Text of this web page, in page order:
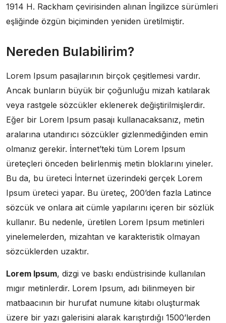
1914 H. Rackham çevirisinden alınan İngilizce sürümleri
eşliğinde özgün biçiminden yeniden üretilmiştir.
Nereden Bulabilirim?
Lorem Ipsum pasajlarının birçok çeşitlemesi vardır.
Ancak bunların büyük bir çoğunluğu mizah katılarak
veya rastgele sözcükler eklenerek değiştirilmişlerdir.
Eğer bir Lorem Ipsum pasajı kullanacaksanız, metin
aralarına utandırıcı sözcükler gizlenmediğinden emin
olmanız gerekir. İnternet’teki tüm Lorem Ipsum
üreteçleri önceden belirlenmiş metin bloklarını yineler.
Bu da, bu üreteci İnternet üzerindeki gerçek Lorem
Ipsum üreteci yapar. Bu üreteç, 200’den fazla Latince
sözcük ve onlara ait cümle yapılarını içeren bir sözlük
kullanır. Bu nedenle, üretilen Lorem Ipsum metinleri
yinelemelerden, mizahtan ve karakteristik olmayan
sözcüklerden uzaktır.
Lorem Ipsum, dizgi ve baskı endüstrisinde kullanılan
mıgır metinlerdir. Lorem Ipsum, adı bilinmeyen bir
matbaacının bir hurufat numune kitabı oluşturmak
üzere bir yazı galerisini alarak karıştırdığı 1500’lerden